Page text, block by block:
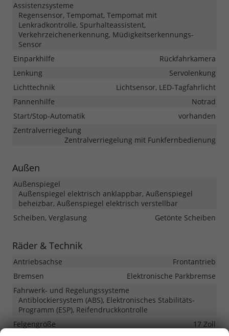
Assistenzsysteme
Regensensor, Tempomat, Tempomat mit
Lenkradkontrolle, Spurhalteassistent,
Verkehrzeichenerkennung, Müdigkeitserkennungs-
Sensor
Einparkhilfe
Rückfahrkamera
Lenkung
Servolenkung
Lichttechnik
Lichtsensor, LED-Tagfahrlicht
Pannenhilfe
Notrad
Start/Stop-Automatik
vorhanden
Zentralverriegelung
Zentralverriegelung mit Funkfernbedienung
Außen
Außenspiegel
Außenspiegel elektrisch anklappbar, Außenspiegel
beheizbar, Außenspiegel elektrisch verstellbar
Scheiben, Verglasung
Getönte Scheiben
Räder & Technik
Antriebsachse
Frontantrieb
Bremsen
Elektronische Parkbremse
Fahrwerk- und Regelungssysteme
Antiblockiersystem (ABS), Elektronisches Stabilitäts-
Programm (ESP), Reifendruckkontrolle
Felgengröße
17 Zoll